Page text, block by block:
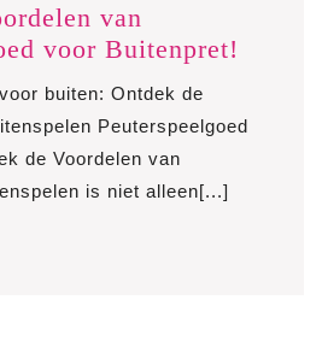
van
voor Buitenpret!
van
buiten: Ontdek de
Peuterspeelgoed
de Voordelen van
is niet alleen[...]